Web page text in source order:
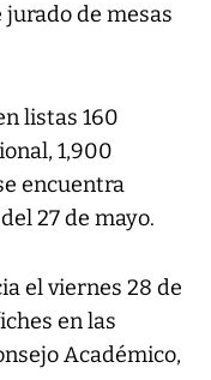
de mesas
listas 160
1,900
encuentra
27 de mayo.
el viernes 28 de
en las
Académico,